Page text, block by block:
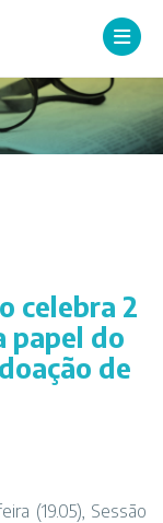
celebra 2
papel do
de
(19.05), Sessão